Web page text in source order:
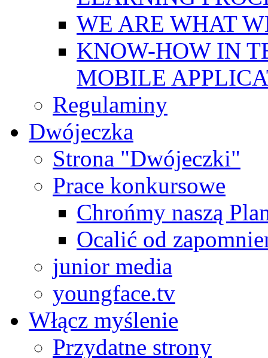
WE ARE WHAT
KNOW-HOW IN
MOBILE
Regulaminy
Dwójeczka
Strona "Dwójeczki"
Prace konkursowe
Chrońmy naszą
Ocalić od
junior media
youngface.tv
Włącz myślenie
Przydatne strony